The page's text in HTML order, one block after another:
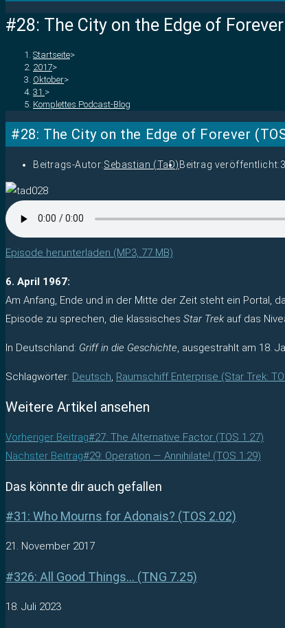
#28: The City on the Edge of
Startseite>
2017>
Oktober>
31. >
Komplettes Podcast-Blog
#28: The City on the Edge of Forever
Beitrags-Autor:Sebastian (TaD) Beitrag veröffentlicht:
Episode herunterladen (MP3, 77 MB)
6. April 1967:
Am Anfang, Ende und in der Mitte der Zeit steht ein Portal,
Episode zu sprechen, die klassisches Star Trek auf das
In Deutschland: Griff in die Geschichte, ausgestrahlt am 18.
Schlagwörter: Deutsch, Raumschiff Enterprise (Star Trek:
Weitere Artikel ansehen
Vorheriger Beitrag#27: The Alternative Factor (TOS 1.27)
Nächster Beitrag#29: Operation — Annihilate! (TOS 1.29)
Das könnte dir auch gefallen
#31: Who Mourns for Adonais? (TOS 2.02)
21. November 2017
#326: All Good Things… (TNG 7.25)
18. Juli 2023